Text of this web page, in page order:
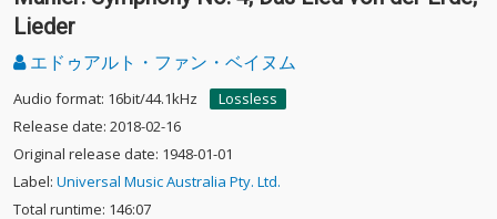
Lieder
エドゥアルト・ファン・ベイヌム
Audio format: 16bit/44.1kHz
Lossless
Release date: 2018-02-16
Original release date: 1948-01-01
Label: Universal Music Australia Pty. Ltd.
Total runtime: 146:07